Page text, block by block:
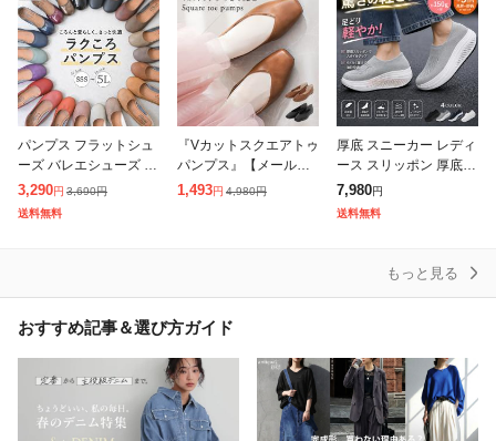
パンプス フラットシュ
ーズ バレエシューズ 痛
くない ペタンコ ローヒ
ール ぺたんこ ラウンド
3,290円 3,690円
送料無料
『Vカットスクエアトゥ
パンプス』【メール便
不可】【30】[パンプス
1,493円 4,980円
厚底 スニーカー レディ
ース スリッポン 厚底
ローファー パンプス レ
ディース靴 痛くない シ
7,980円
送料無料
もっと見る
おすすめ記事＆選び方ガイド